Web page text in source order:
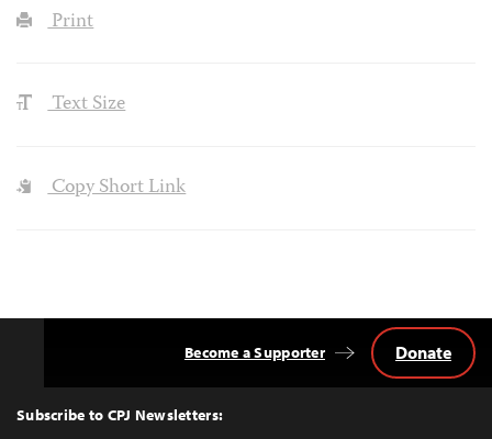
Print
Text Size
Copy Short Link
Top
Subscribe to CPJ Newsletters:
Become a Supporter Donate